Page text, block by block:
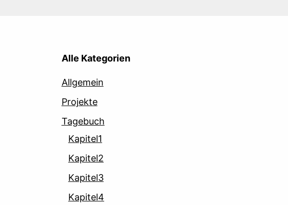
Alle Kategorien
Allgemein
Projekte
Tagebuch
Kapitel1
Kapitel2
Kapitel3
Kapitel4